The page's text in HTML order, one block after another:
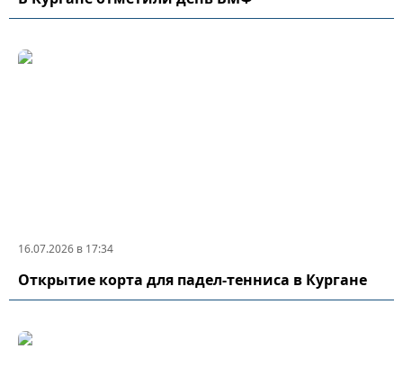
16.07.2026 в 17:34
Открытие корта для падел-тенниса в Кургане